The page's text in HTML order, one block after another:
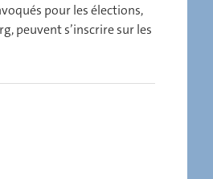
pour les élections,
peuvent s’inscrire sur les